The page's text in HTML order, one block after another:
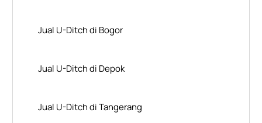
Jual U-Ditch di Bogor
Jual U-Ditch di Depok
Jual U-Ditch di Tangerang